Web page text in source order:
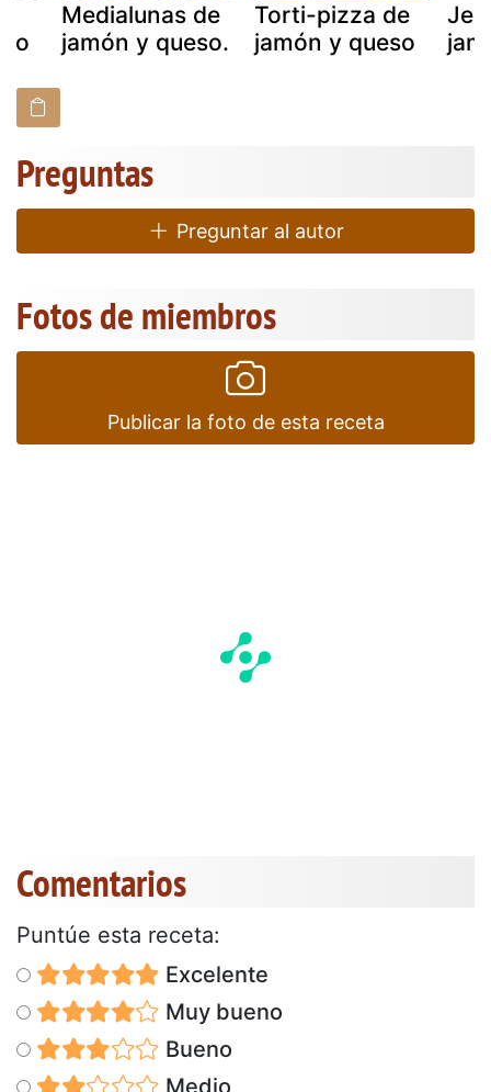
Medialunas de
jamón y queso.
Torti-pizza de
jamón y queso
Preguntas
Preguntar al autor
Fotos de miembros
Publicar la foto de esta receta
Comentarios
Puntúe esta receta:
Excelente
Muy bueno
Bueno